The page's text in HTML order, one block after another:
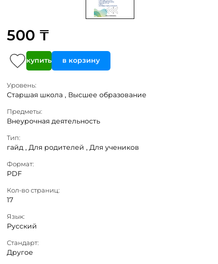
500 ₸
купить в корзину
Уровень:
Старшая школа , Высшее образование
Предметы:
Внеурочная деятельность
Тип:
гайд , Для родителей , Для учеников
Формат:
PDF
Кол-во страниц:
17
Язык:
Русский
Стандарт:
Другое